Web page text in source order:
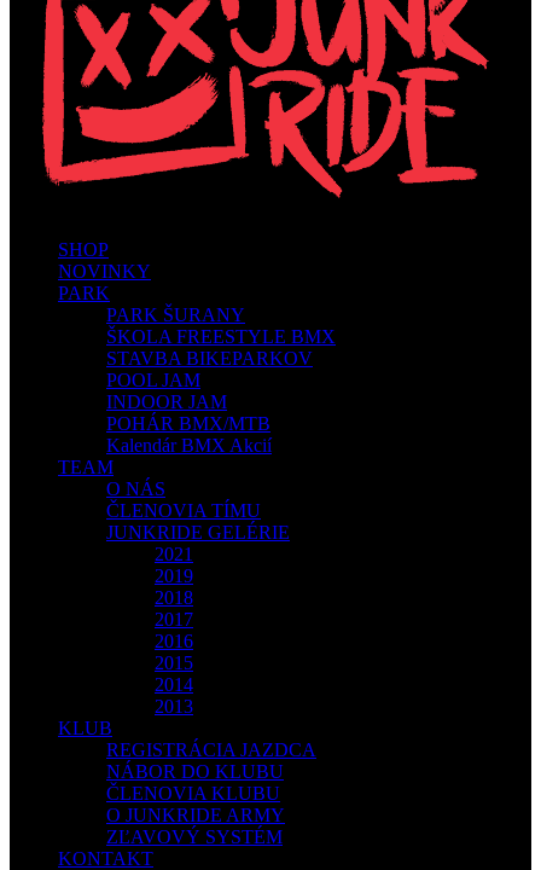
SHOP
NOVINKY
PARK
PARK ŠURANY
ŠKOLA FREESTYLE BMX
STAVBA BIKEPARKOV
POOL JAM
INDOOR JAM
POHÁR BMX/MTB
Kalendár BMX Akcií
TEAM
O NÁS
ČLENOVIA TÍMU
JUNKRIDE GELÉRIE
2021
2019
2018
2017
2016
2015
2014
2013
KLUB
REGISTRÁCIA JAZDCA
NÁBOR DO KLUBU
ČLENOVIA KLUBU
O JUNKRIDE ARMY
ZĽAVOVÝ SYSTÉM
KONTAKT